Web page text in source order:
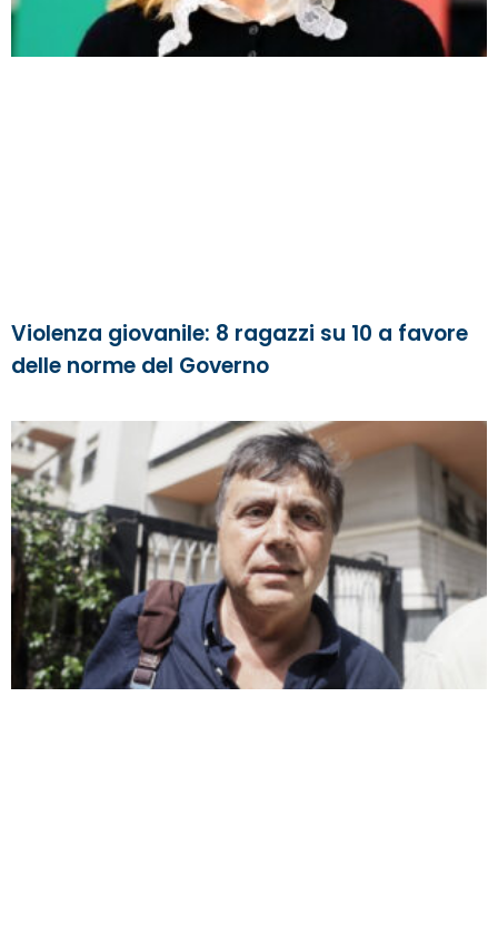
Violenza giovanile: 8 ragazzi su 10 a favore
delle norme del Governo